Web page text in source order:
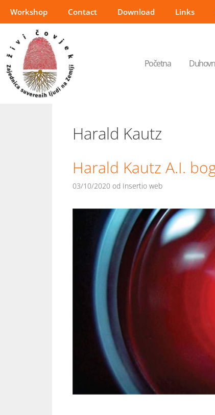
Workshop Contact Download Links
Početna
Harald Kautz
Harald Kautz A.I.
03/10/2020 od Insertio web